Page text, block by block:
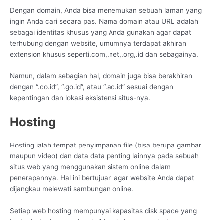
Dengan domain, Anda bisa menemukan sebuah laman yang
ingin Anda cari secara pas. Nama domain atau URL adalah
sebagai identitas khusus yang Anda gunakan agar dapat
terhubung dengan website, umumnya terdapat akhiran
extension khusus seperti.com,.net,.org,.id dan sebagainya.
Namun, dalam sebagian hal, domain juga bisa berakhiran
dengan “.co.id”, “.go.id”, atau “.ac.id” sesuai dengan
kepentingan dan lokasi eksistensi situs-nya.
Hosting
Hosting ialah tempat penyimpanan file (bisa berupa gambar
maupun video) dan data data penting lainnya pada sebuah
situs web yang menggunakan sistem online dalam
penerapannya. Hal ini bertujuan agar website Anda dapat
dijangkau melewati sambungan online.
Setiap web hosting mempunyai kapasitas disk space yang